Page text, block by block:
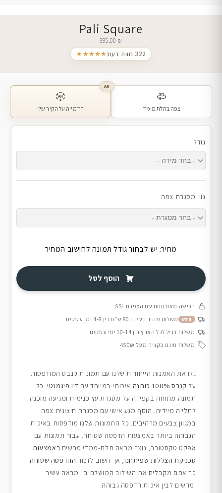
Pali Square
395.00 ₪
★★★★★
322 חוות דעת
צפה בתלת מימד
AR
הדמייה על הקיר שלי
גודל
גוון מסגרת צפה
מחיר: יש לבחור גודל תמונה לחישוב המחיר
הוסף לסל
רכישה מאובטחת עם הצפנת SSL
חדש
משלוח מהיר בעלות 80 ש״ח בין 4-8 ימי עסקים
משלוח רגיל לכל הארץ בין 10-14 ימי עסקים
משלוח חינם בקניה מעל 450₪
גלו את האמנות הייחודית שלנו עם תמונות קנבס המודפסות
על קנבס 100% כותנה איכותי במיוחד עם דיו פיגמנטי. כל
תמונה מתוחה בקפידה על מסגרת עץ פנימית ומגיעה מוכנה
לתלייה מיידית. הוסף מגע אישי עם מסגרת חיצונית צפה
במגוון צבעים מרהיבים. כל התמונות שלנו מודפסות באיכות
הגבוהה ביותר באמצעות הדפסה שטוחה. עבור תמונות עם
אפקט טקסטורה, נוצר מראה תלת-ממדי מרשים באמצעות
טכניקת הצללות שפיתחנו, אך חשוב לזכור ההדפסה שטוחה.
כך אתם מקבלים את השילוב המושלם בין מראה עשיר
ומרשים לבין איכות הדפסה גבוהה.